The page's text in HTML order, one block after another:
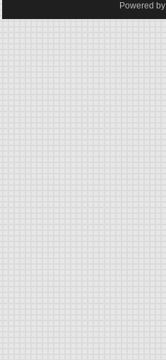
Powered by